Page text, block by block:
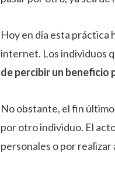
Hoy en día esta práctica
internet. Los individuos
de percibir un beneficio
No obstante, el fin
por otro individuo. El
personales o por